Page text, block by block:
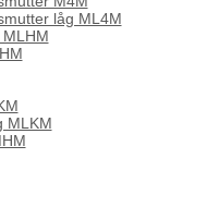
låg ML4M
MLKM